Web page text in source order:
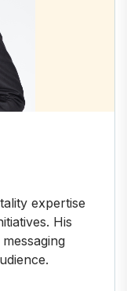
expertise
His